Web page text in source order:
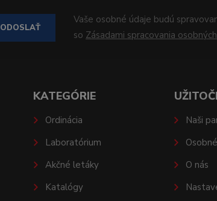
ODOSLAŤ
Vaše osobné údaje budú
so Zásadami spracovania
KATEGÓRIE
Ordinácia
Laboratórium
Akčné letáky
Katalógy
Naši
O nás